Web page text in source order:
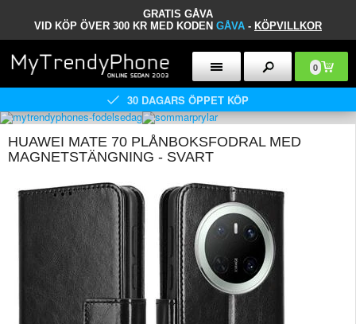
GRATIS GÅVA
VID KÖP ÖVER 300 KR MED KODEN GÅVA - KÖPVILLKOR
0
30 DAGARS ÖPPET KÖP
HUAWEI MATE 70 PLÅNBOKSFODRAL MED
MAGNETSTÄNGNING - SVART